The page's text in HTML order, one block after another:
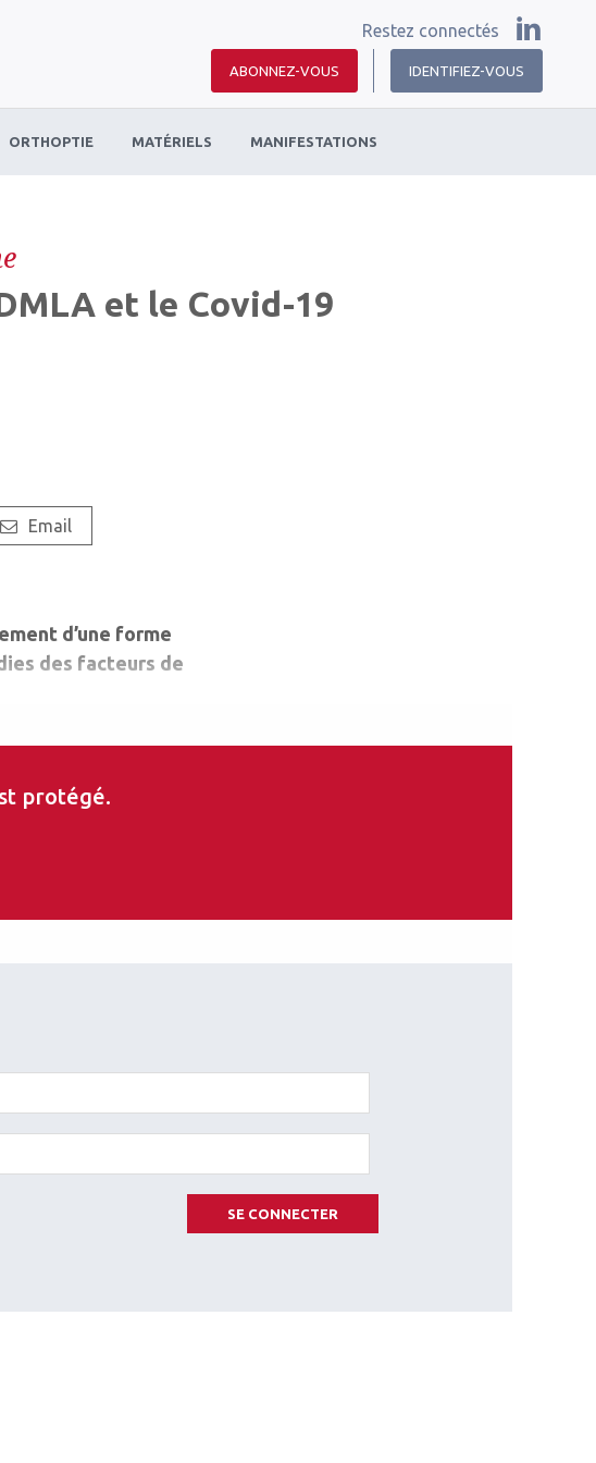
Restez connectés
ABONNEZ-VOUS IDENTIFIEZ-VOUS
ORTHOPTIE MATÉRIELS MANIFESTATIONS
et le Covid-19
Email
d’une forme
des facteurs de
protégé.
SE CONNECTER